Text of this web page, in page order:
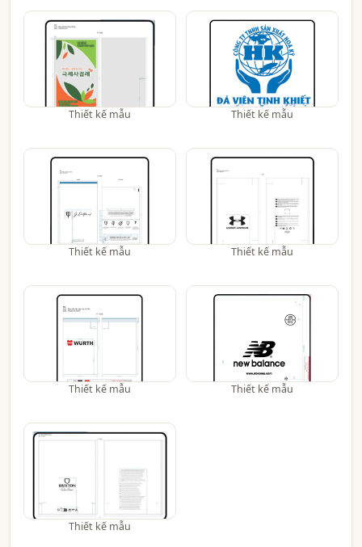
Thiết kế mẫu Thiết kế mẫu
Thiết kế mẫu Thiết kế mẫu
Thiết kế mẫu Thiết kế mẫu
Thiết kế mẫu